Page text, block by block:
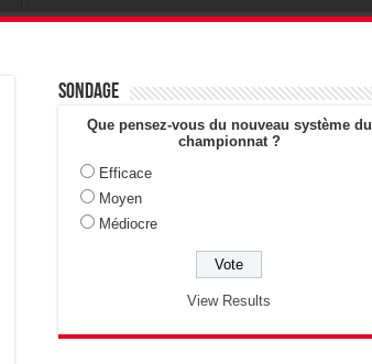
Sondage
Que pensez-vous du nouveau système du
championnat ?
Efficace
Moyen
Médiocre
View Results